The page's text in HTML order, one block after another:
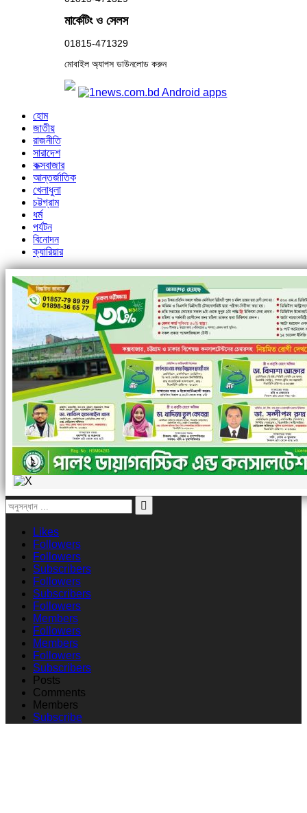
মার্কেটিং ও সেলস
01815-471329
মোবাইল অ্যাপস ডাউনলোড করুন
হোম
জাতীয়
রাজনীতি
সারাদেশ
কক্সবাজার
আন্তর্জাতিক
খেলাধুলা
চট্টগ্রাম
ধর্ম
পর্যটন
বিনোদন
ক্যারিয়ার
Likes
Followers
Followers
Subscribers
Followers
Subscribers
Followers
Members
Followers
Members
Followers
Subscribers
Posts
Comments
Members
Subscribe